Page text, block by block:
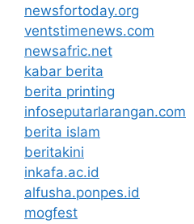
newsfortoday.org
ventstimenews.com
newsafric.net
kabar berita
berita printing
infoseputarlarangan.com
berita islam
beritakini
inkafa.ac.id
alfusha.ponpes.id
mogfest